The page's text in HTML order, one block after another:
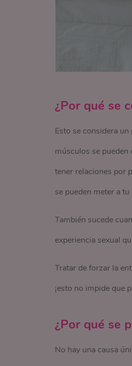
¿Por qué se
Esto se considera
músculos se
tener relaciones por
se pueden meter a
También sucede
experiencia sexual
Tratar de forzar la
¡esto no impide que
¿Por qué se
No hay una causa